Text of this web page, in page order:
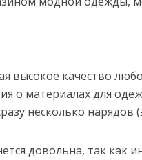
высокое качество
о материалах для
несколько нарядов
довольна, так как